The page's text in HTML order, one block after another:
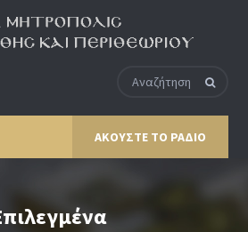
ΑΚΟΥΣΤΕ ΤΟ ΡΑΔΙΟ